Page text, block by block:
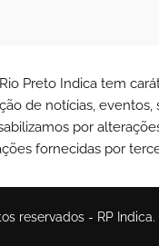
Preto Indica tem
de notícias,
por
fornecidas por
reservados - RP Indica.